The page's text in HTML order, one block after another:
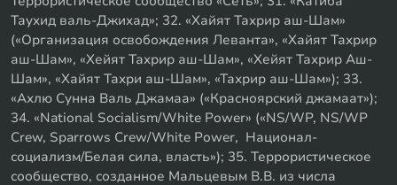
Таухид валь-Джихад»; 32. «Хайят Тахрир аш-Шам»
(«Организация освобождения Леванта», «Хайят Тахрир
аш-Шам», «Хейят Тахрир аш-Шам», «Хейят Тахрир Аш-
Шам», «Хайят Тахри аш-Шам», «Тахрир аш-Шам»); 33.
«Ахлю Сунна Валь Джамаа» («Красноярский джамаат»);
34. «National Socialism/White Power» («NS/WP, NS/WP
Crew, Sparrows Crew/White Power, Национал-
социализм/Белая сила, власть»); 35. Террористическое
сообщество, созданное Мальцевым В.В. из числа